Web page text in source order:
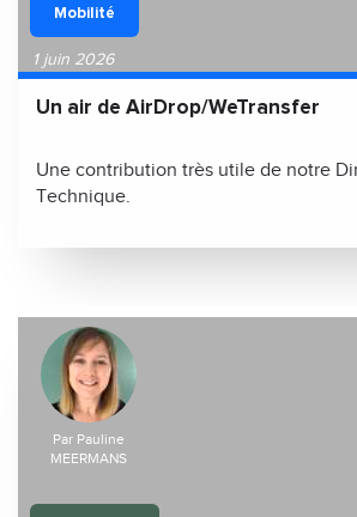
Mobilité
1 juin 2026
Un air de AirDrop/WeTransfer
Une contribution très utile de notre
Technique.
Par Pauline
MEERMANS